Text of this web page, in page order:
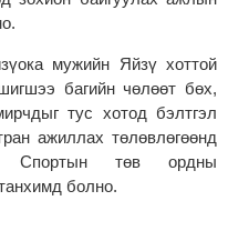
мужийн Яйзүхоттой
багийн чөлөөт бөх,
тус хотод бэлтгэл
ажиллах төлөвлөгөөнд
Спортын төв ордны
болно.